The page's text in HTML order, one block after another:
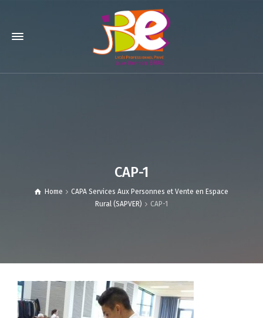
CAP-1
Home
CAPA Services Aux Personnes et Vente en Espace
Rural (SAPVER)
CAP-1